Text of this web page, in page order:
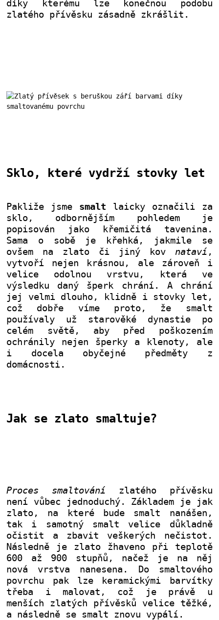
díky kterému lze konečnou podobu
zlatého přívěsku zásadně zkrášlit.
Sklo, které vydrží stovky let
Pakliže jsme smalt laicky označili za
sklo, odbornějším pohledem je
popisován jako křemičitá tavenina.
Sama o sobě je křehká, jakmile se
ovšem na zlato či jiný kov nataví ,
vytvoří nejen krásnou, ale zároveň i
velice odolnou vrstvu, která ve
výsledku daný šperk chrání. A chrání
jej velmi dlouho, klidně i stovky let,
což dobře víme proto, že smalt
používaly už starověké dynastie po
celém světě, aby před poškozením
ochránily nejen šperky a klenoty, ale
i docela obyčejné předměty z
domácnosti.
Jak se zlato smaltuje?
Proces smaltování zlatého přívěsku
není vůbec jednoduchý. Základem je jak
zlato, na které bude smalt nanášen,
tak i samotný smalt velice důkladně
očistit a zbavit veškerých nečistot.
Následně je zlato žhaveno při teplotě
600 až 900 stupňů, načež je na něj
nová vrstva nanesena. Do smaltového
povrchu pak lze keramickými barvítky
třeba i malovat, což je právě u
menších zlatých přívěsků velice těžké,
a následně se smalt znovu vypálí.